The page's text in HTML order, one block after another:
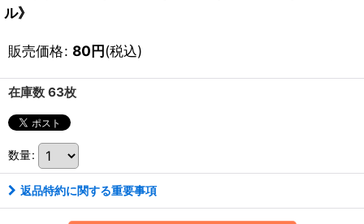
ル》
販売価格: 80円(税込)
在庫数 63枚
数量:
返品特約に関する重要事項